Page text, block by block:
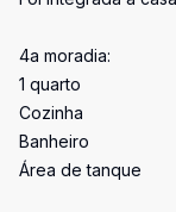
4a moradia:
1 quarto
Cozinha
Banheiro
Área de tanque